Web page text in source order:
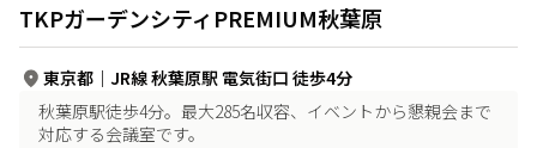
TKPガーデンシティPREMIUM秋葉原
東京都 ｜ JR線 秋葉原駅 電気街口 徒歩4分
秋葉原駅徒歩4分。最大285名収容、イベントから懇親会まで
対応する会議室です。